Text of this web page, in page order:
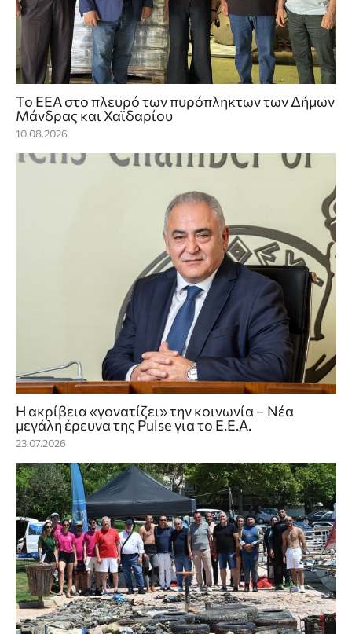
Το ΕΕΑ στο πλευρό των πυρόπληκτων των Δήμων
Μάνδρας και Χαϊδαρίου
10.08.2026
Η ακρίβεια «γονατίζει» την κοινωνία – Νέα
μεγάλη έρευνα της Pulse για το Ε.Ε.Α.
23.07.2026